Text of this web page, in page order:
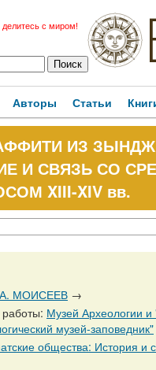
делитесь с миром!
Авторы Статьи
ИЗ
И СВЯЗЬ СО
XIII-XIV вв.
МОИСЕЕВ →
Музей Археологии
музей-заповедник"
История и современность, № 5, 31